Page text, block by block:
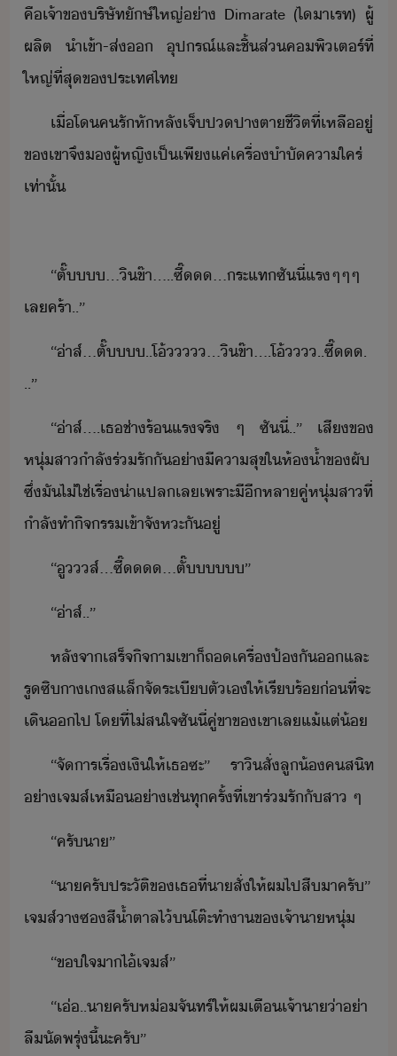
คื​เจ้าข​ริษัท​ัษ์​ใหญ่​่า​ ​Dimarate​ ​(​ไ​า​เรท​)​ ​ผู้
ผลิต​ ​ำเข้า​-​ส่​ ​ุปรณ์​และ​ชิ้ส่​คพิเตร์​ที่​
ใหญ่​ที่สุ​ข​ประเทศไท
เื่​โ​ครั​หัหลั​เจ็ป​ปาตา​ชีิต​ที่​เหลืู่​
ข​เขา​จึ​​ผู้หญิ​เป็​เพีแค่​เครื่​ำั​คาใคร่​
เท่าั้
“​ตั๊​​.​..​ิข​๊า​.....​ซี๊​.​..​ระแท​ซัี่​แร​ๆ​ๆ​ๆ​
เล​คร​้า​..​”
“​่าส​์​...​ตั๊​​.​.​โ้​​​...​ิข​๊า​....​โ้​​.​.​ซี๊​.​
..​”
“​่าส​์​....​เธ​ช่า​ร้แร​จริ​ ​ๆ​ ​ซัี่​..​”​ ​เสี​ข​
หุ่สา​ำลั​ร่รั​ั​่า​ีคาสุข​ใ​ห้้ำ​ข​ผั​ ​
ซึ่​ั​ไ่ใช่​เรื่​่าแปล​เล​เพราะ​ี​ี​หลา​คู่​หุ่สา​ที่​
ำลั​ทำิจรร​เข้าจัหะ​ั​ู่
“​ู​ส​์​...​ซี๊​.​..​ตั๊​​​”
“​่าส​์​..​”
หลัจา​เสร็จิจ​า​เขา​็​ถ​เครื่​ป้ั​​และ​
รู​ซิ​าเ​สแล็​จัระเี​ตัเ​ให้​เรีร้​่ที่จะ​
เิ​​ไป​ ​โที่​ไ่ส​ใจ​ซัี่​คู่ขา​ข​เขา​เล​แ้แต่้
“​จัาร​เรื่​เิ​ให้​เธ​ซะ​”​ ​ราิ​สั่​ลู้​คสิท​
่า​เจส์​เหื​่าเช่​ทุครั้ที่​เขา​ร่รั​ั​สา​ ​ๆ
“​ครั​า​”
“​า​ครั​ประัติ​ข​เธ​ที่า​สั​่​ให้​ผ​ไป​สืา​ครั​”​
​เจส์​า​ซ​สี้ำตาล​ไ้​​โต๊ะทำา​ข​เจ้าา​หุ่
“​ขใจ​า​ไ้​เจส์​”
“​เ่​..​า​ครั​ห่​จัทร์​ให้​ผ​เตื​เจ้าา​่า​่า​
ลื​ั​พรุ่ี้​ะ​ครั​”